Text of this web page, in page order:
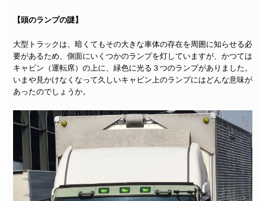
【頭のランプの謎】
大型トラックは、暗くてもその大きな車体の存在を周囲に知らせる必
要があるため、側面にいくつかのランプを灯していますが、かつては
キャビン（運転席）の上に、緑色に光る３つのランプがありました。
いまや見かけなくなって久しいキャビン上のランプにはどんな意味が
あったのでしょうか。